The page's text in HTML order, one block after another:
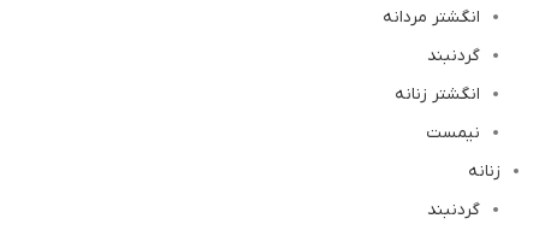
انگشتر مردانه
گردنبند
انگشتر زنانه
نیمست
زنانه
گردنبند